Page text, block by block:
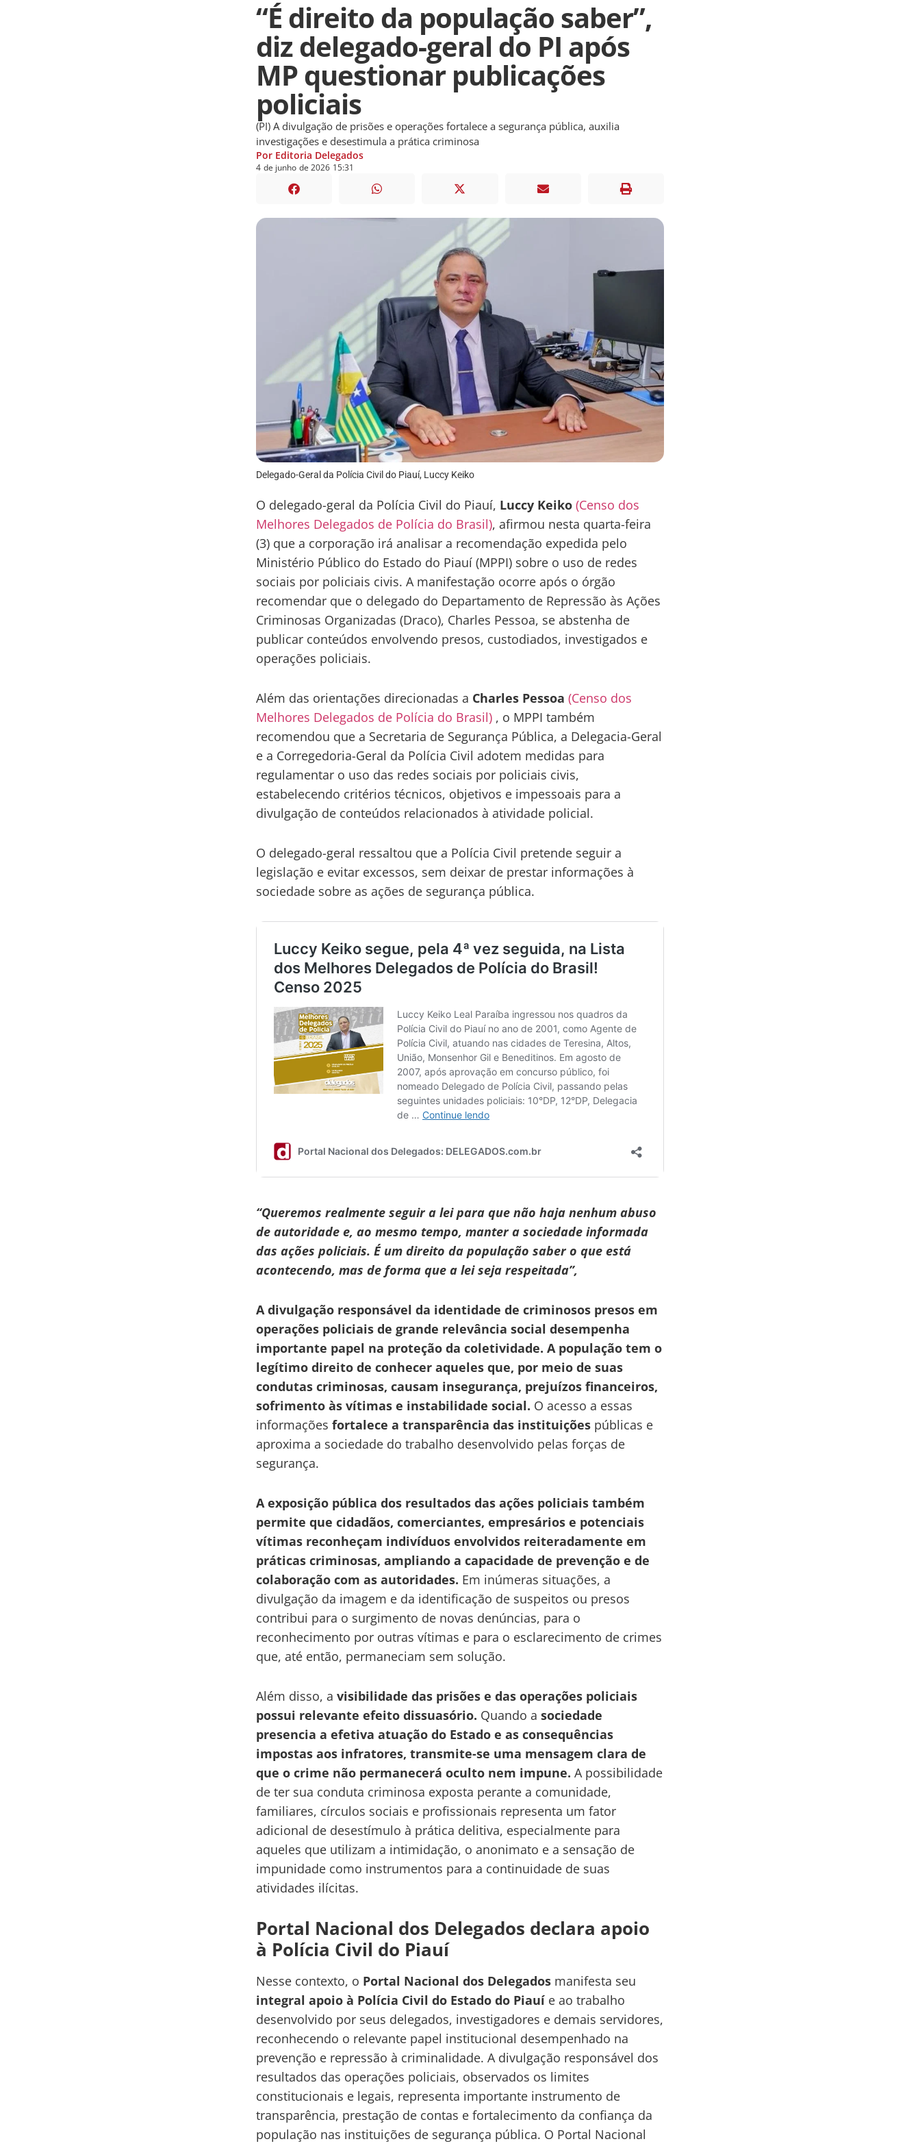
“É direito da população saber”,
diz delegado-geral do PI após
MP questionar publicações
policiais
(PI) A divulgação de prisões e operações fortalece a segurança pública, auxilia
investigações e desestimula a prática criminosa
Por Editoria Delegados
4 de junho de2026 15:31
Delegado-Geral da Polícia Civil do Piauí, Luccy Keiko
O delegado-geral da Polícia Civil do Piauí, Luccy Keiko (Censo dos
Melhores Delegados de Polícia do Brasil), afirmou nesta quarta-feira
(3) que a corporação irá analisar a recomendação expedida pelo
Ministério Público do Estado do Piauí (MPPI) sobre o uso de redes
sociais por policiais civis. A manifestação ocorre após o órgão
recomendar que o delegado do Departamento de Repressão às Ações
Criminosas Organizadas (Draco), Charles Pessoa, se abstenha de
publicar conteúdos envolvendo presos, custodiados, investigados e
operações policiais.
Além das orientações direcionadas a Charles Pessoa (Censo dos
Melhores Delegados de Polícia do Brasil) , o MPPI também
recomendou que a Secretaria de Segurança Pública, a Delegacia-Geral
e a Corregedoria-Geral da Polícia Civil adotem medidas para
regulamentar o uso das redes sociais por policiais civis,
estabelecendo critérios técnicos, objetivos e impessoais para a
divulgação de conteúdos relacionados à atividade policial.
O delegado-geral ressaltou que a Polícia Civil pretende seguir a
legislação e evitar excessos, sem deixar de prestar informações à
sociedade sobre as ações de segurança pública.
“Queremos realmente seguir a lei para que não haja nenhum abuso
de autoridade e, ao mesmo tempo, manter a sociedade informada
das ações policiais. É um direito da população saber o que está
acontecendo, mas de forma que a lei seja respeitada”,
A divulgação responsável da identidade de criminosos presos em
operações policiais de grande relevância social desempenha
importante papel na proteção da coletividade. A população tem o
legítimo direito de conhecer aqueles que, por meio de suas
condutas criminosas, causam insegurança, prejuízos financeiros,
sofrimento às vítimas e instabilidade social. O acesso a essas
informaçõesfortalece a transparência das instituições públicas e
aproxima a sociedade do trabalho desenvolvido pelas forças de
segurança.
A exposição pública dos resultados das ações policiais também
permite que cidadãos, comerciantes, empresários e potenciais
vítimas reconheçam indivíduos envolvidos reiteradamente em
práticas criminosas, ampliando a capacidade de prevenção e de
colaboração com as autoridades. Em inúmeras situações, a
divulgação da imagem e da identificação de suspeitos ou presos
contribui para o surgimento de novas denúncias, para o
reconhecimento por outras vítimas e para o esclarecimento de crimes
que, até então, permaneciam sem solução.
Além disso, avisibilidade das prisões e das operações policiais
possui relevante efeito dissuasório. Quando asociedade
presencia a efetiva atuação do Estado e as consequências
impostas aos infratores, transmite-se uma mensagem clara de
que o crime não permanecerá oculto nem impune. A possibilidade
de ter sua conduta criminosa exposta perante a comunidade,
familiares, círculos sociais e profissionais representa um fator
adicional de desestímulo à prática delitiva, especialmente para
aqueles que utilizam a intimidação, o anonimato e a sensação de
impunidade como instrumentos para a continuidade de suas
atividades ilícitas.
Portal Nacional dos Delegados declara apoio
à Polícia Civil do Piauí
Nesse contexto, o Portal Nacional dos Delegados manifesta seu
integral apoio à Polícia Civil do Estado do Piauí e ao trabalho
desenvolvido por seus delegados, investigadores e demais servidores,
reconhecendo o relevante papel institucional desempenhado na
prevenção e repressão à criminalidade. A divulgação responsável dos
resultados das operações policiais, observados os limites
constitucionais e legais, representa importante instrumento de
transparência, prestação de contas e fortalecimento da confiança da
população nas instituições de segurança pública. O Portal Nacional